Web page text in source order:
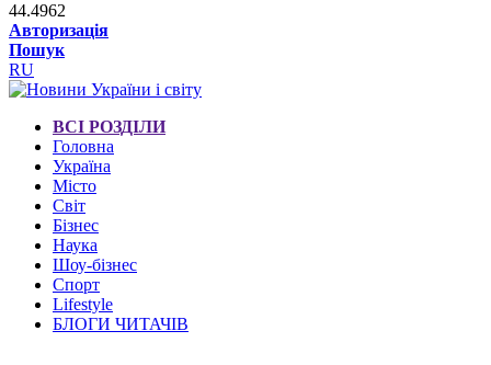
44.4962
Авторизація
Пошук
RU
ВСІ РОЗДІЛИ
Головна
Україна
Місто
Світ
Бізнес
Наука
Шоу-бізнес
Спорт
Lifestyle
БЛОГИ ЧИТАЧІВ